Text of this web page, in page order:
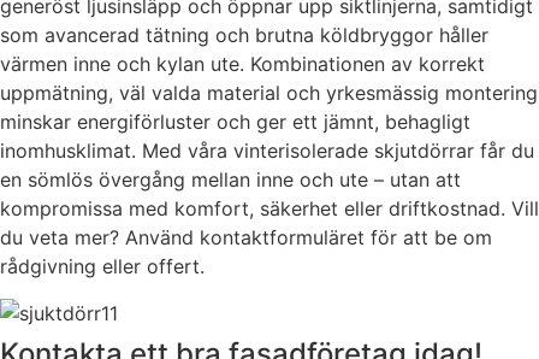
generöst ljusinsläpp och öppnar upp siktlinjerna, samtidigt
som avancerad tätning och brutna köldbryggor håller
värmen inne och kylan ute. Kombinationen av korrekt
uppmätning, väl valda material och yrkesmässig montering
minskar energiförluster och ger ett jämnt, behagligt
inomhusklimat. Med våra vinterisolerade skjutdörrar får du
en sömlös övergång mellan inne och ute – utan att
kompromissa med komfort, säkerhet eller driftkostnad. Vill
du veta mer? Använd kontaktformuläret för att be om
rådgivning eller offert.